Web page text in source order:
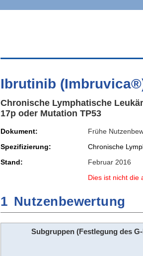
Ibrutinib
Chronische Lymphatische
17p oder Mutation TP53
Dokument
Frühe
Spezifizierung
Chronische
Stand
Februar 2016
Dies ist nicht die
1 Nutzenbewertung
Subgruppen (Festlegung des